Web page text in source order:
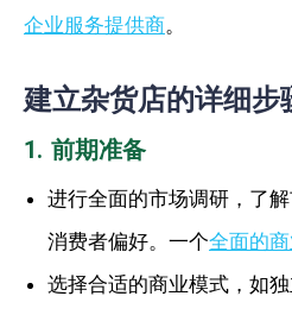
企业服务提供商。
建立杂货店的详细步
1. 前期准备
进行全面的市场调研，了
消费者偏好。一个全面的
选择合适的商业模式，如